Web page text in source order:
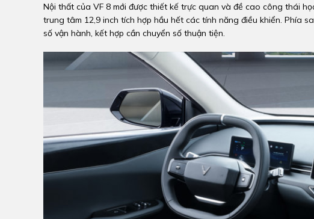
Nội thất của VF 8 mới được thiết kế trực quan và đề cao công thái
trung tâm 12,9 inch tích hợp hầu hết các tính năng điều khiển. Phía
số vận hành, kết hợp cần chuyển số thuận tiện.